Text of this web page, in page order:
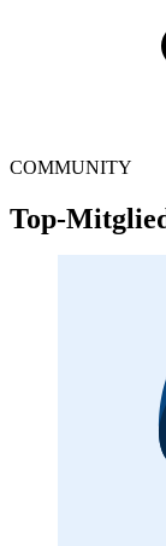
COMMUNITY
Top-